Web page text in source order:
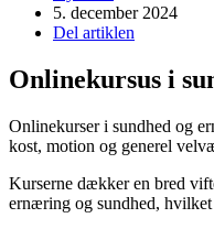
5. december 2024
Del artiklen
Onlinekursus i
Onlinekurser i sundhed og
kost, motion og generel
Kurserne dækker en bred
ernæring og sundhed, hvilket